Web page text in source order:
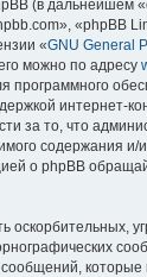
(в дальнейшем
«phpBB
«GNU General
можно по адресу
программного
интернет-
за то, что
содержания и/
о phpBB
оскорбительных,
которые